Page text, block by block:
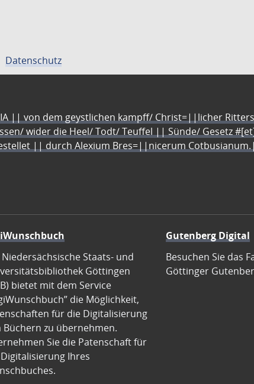
Datenschutz
|| von dem geystlichen kampff/ Christ=||licher
wider die Heel/ Todt/ Teuffel || Sünde/ Gesetz
|| durch Alexium Bres=||nicerum
Niedersächsische Staats- und
Göttingen
bietet mit dem Service
die Möglichkeit,
für die Digitalisierung
Büchern zu übernehmen.
Sie die Patenschaft für
Ihres
Gutenberg Digital
Besuchen Sie das
Göttinger